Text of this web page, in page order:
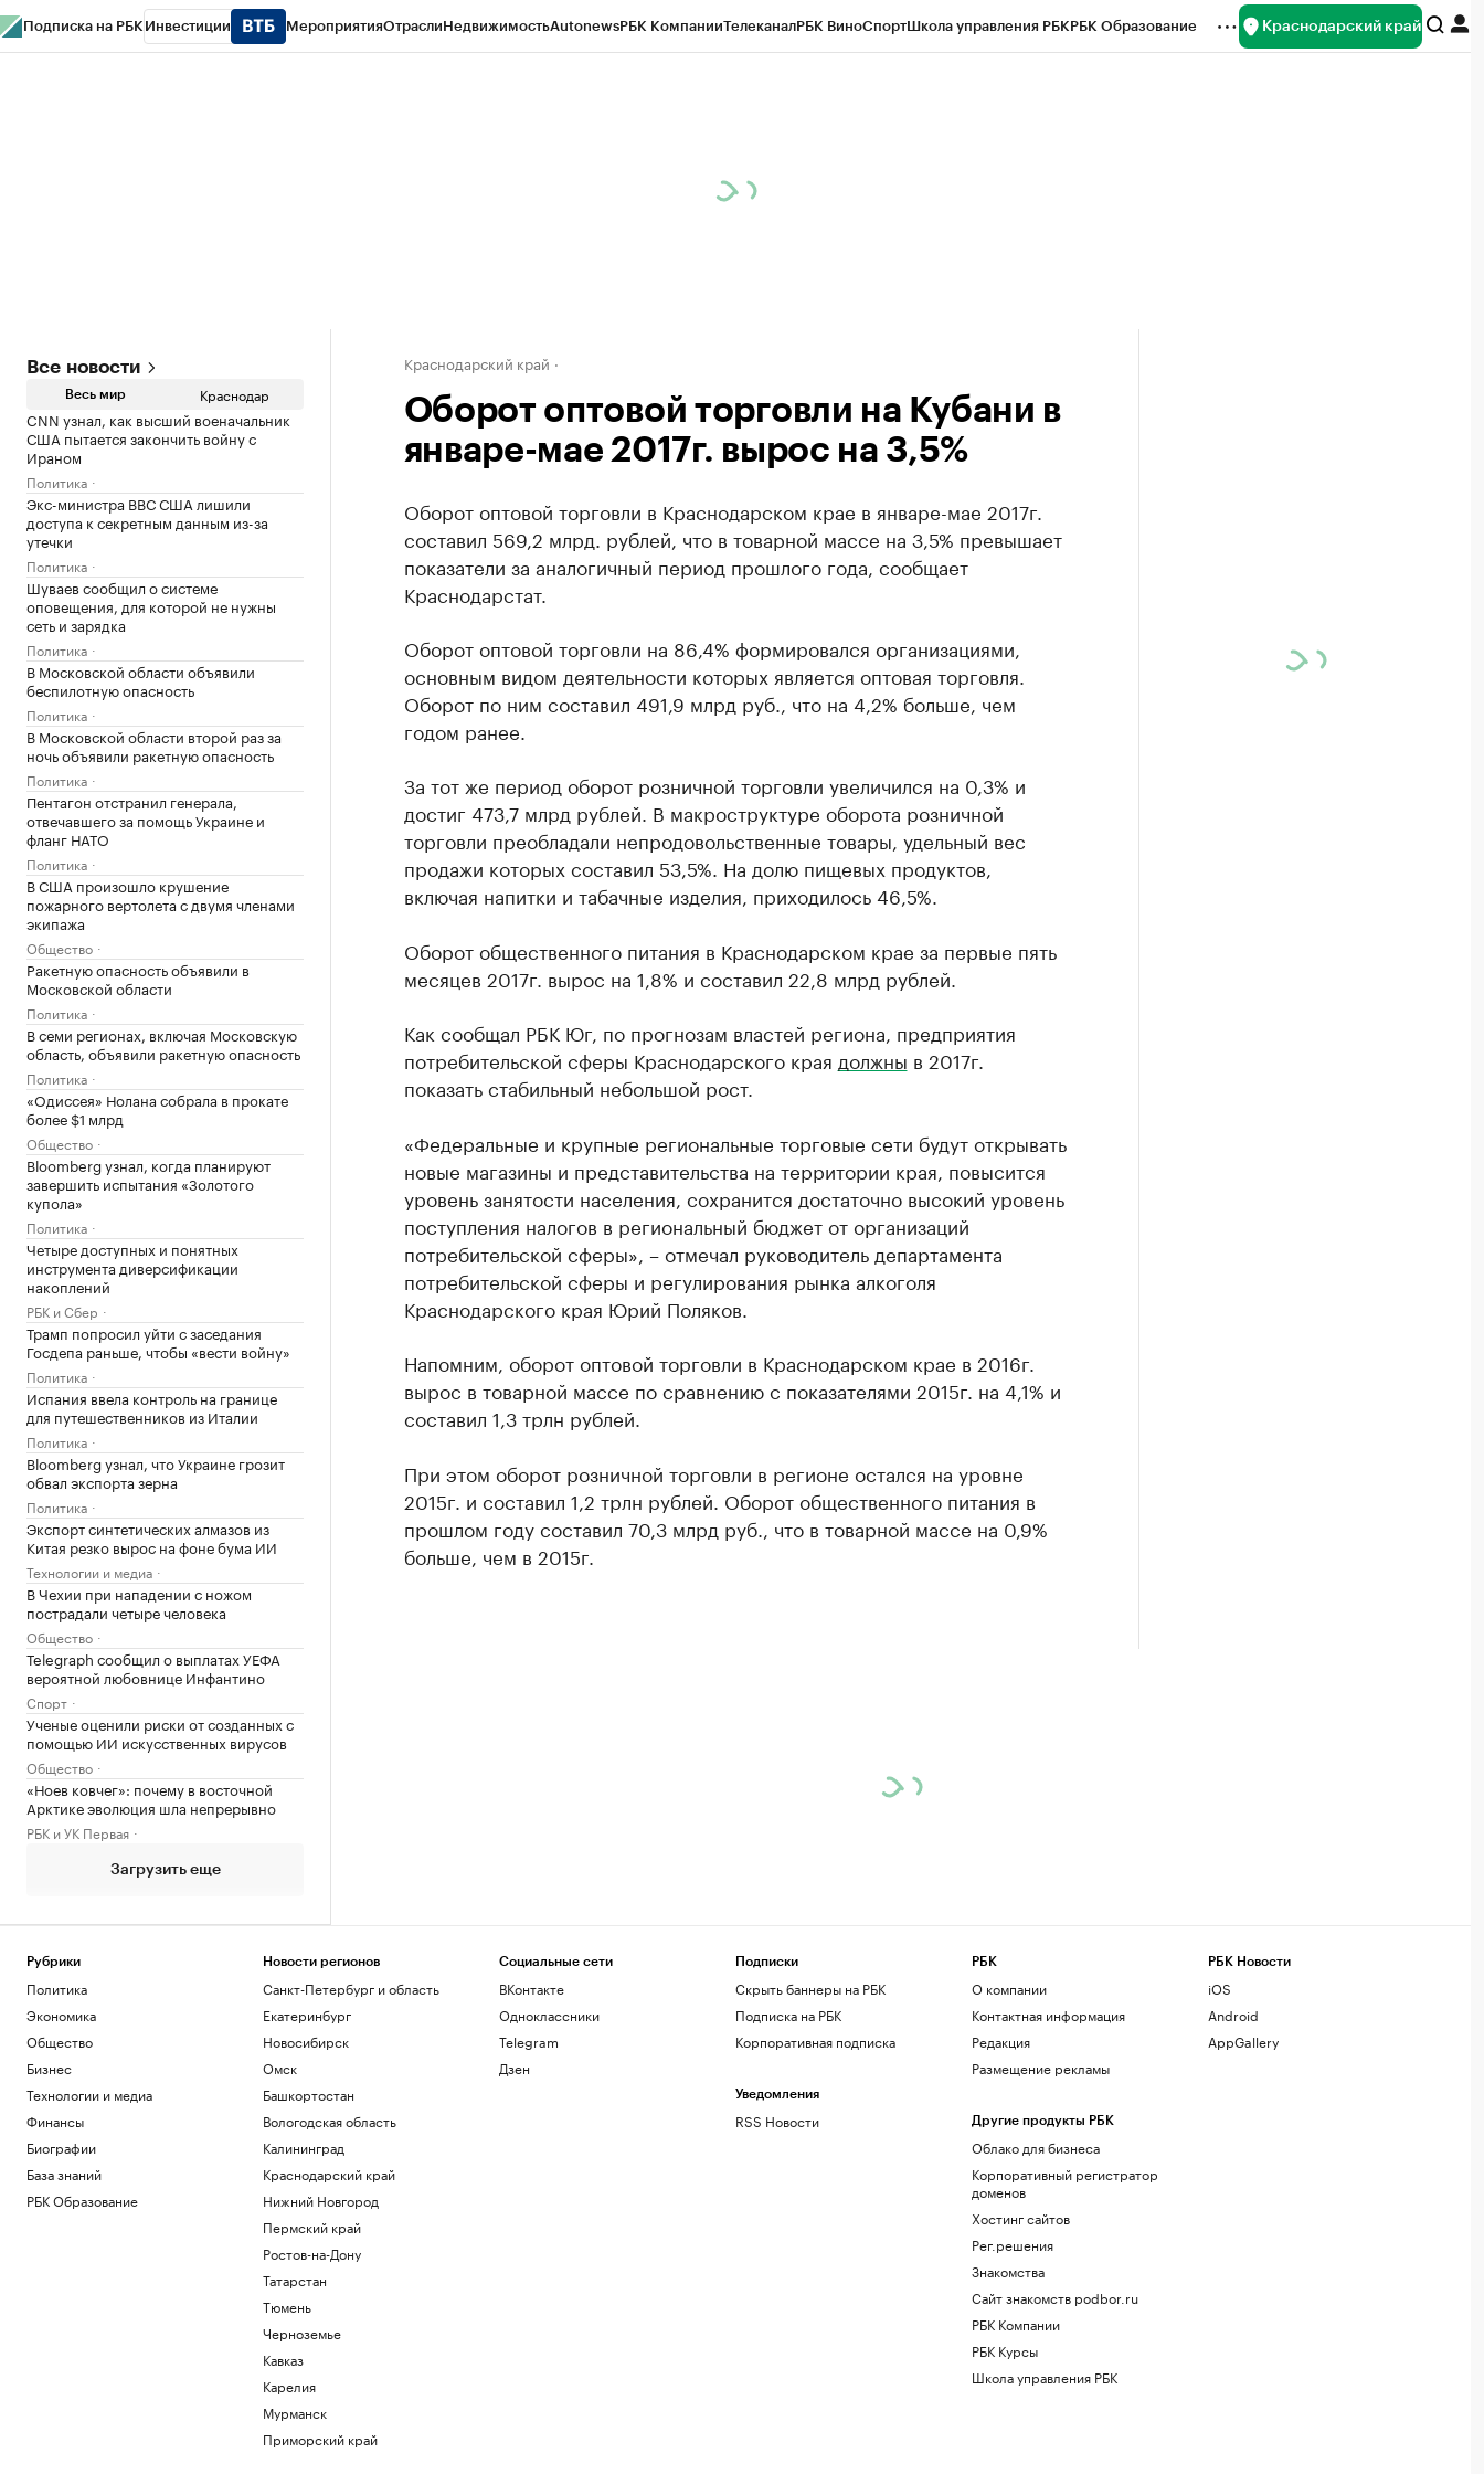
Подписка на РБК Инвестиции МероприятияОтраслиНедвижимостьAutonewsРБК КомпанииТелеканалРБК ВиноСпортШкола управления РБКРБК Образование Краснодарский край
Все новости
Весь мир Краснодар
CNN узнал, как высший военачальник
США пытается закончить войну с
Ираном
Политика
Экс-министра ВВС США лишили
доступа к секретным данным из-за
утечки
Политика
Шуваев сообщил о системе
оповещения, для которой не нужны
сеть и зарядка
Политика
В Московской области объявили
беспилотную опасность
Политика
В Московской области второй раз за
ночь объявили ракетную опасность
Политика
Пентагон отстранил генерала,
отвечавшего за помощь Украине и
фланг НАТО
Политика
В США произошло крушение
пожарного вертолета с двумя членами
экипажа
Общество
Ракетную опасность объявили в
Московской области
Политика
В семи регионах, включая Московскую
область, объявили ракетную опасность
Политика
«Одиссея» Нолана собрала в прокате
более $1 млрд
Общество
Bloomberg узнал, когда планируют
завершить испытания «Золотого
купола»
Политика
Четыре доступных и понятных
инструмента диверсификации
накоплений
РБК и Сбер
Трамп попросил уйти с заседания
Госдепа раньше, чтобы «вести войну»
Политика
Испания ввела контроль на границе
для путешественников из Италии
Политика
Bloomberg узнал, что Украине грозит
обвал экспорта зерна
Политика
Экспорт синтетических алмазов из
Китая резко вырос на фоне бума ИИ
Технологии и медиа
В Чехии при нападении с ножом
пострадали четыре человека
Общество
Telegraph сообщил о выплатах УЕФА
вероятной любовнице Инфантино
Спорт
Ученые оценили риски от созданных с
помощью ИИ искусственных вирусов
Общество
«Ноев ковчег»: почему в восточной
Арктике эволюция шла непрерывно
РБК и УК Первая
Загрузить еще
Краснодарский край
Оборот оптовой торговли на Кубани в
январе-мае 2017г. вырос на 3,5%
Оборот оптовой торговли в Краснодарском крае в январе-мае 2017г.
составил 569,2 млрд. рублей, что в товарной массе на 3,5% превышает
показатели за аналогичный период прошлого года, сообщает
Краснодарстат.
Оборот оптовой торговли на 86,4% формировался организациями,
основным видом деятельности которых является оптовая торговля.
Оборот по ним составил 491,9 млрд руб., что на 4,2% больше, чем
годом ранее.
За тот же период оборот розничной торговли увеличился на 0,3% и
достиг 473,7 млрд рублей. В макроструктуре оборота розничной
торговли преобладали непродовольственные товары, удельный вес
продажи которых составил 53,5%. На долю пищевых продуктов,
включая напитки и табачные изделия, приходилось 46,5%.
Оборот общественного питания в Краснодарском крае за первые пять
месяцев 2017г. вырос на 1,8% и составил 22,8 млрд рублей.
Как сообщал РБК Юг, по прогнозам властей региона, предприятия
потребительской сферы Краснодарского края должны в 2017г.
показать стабильный небольшой рост.
«Федеральные и крупные региональные торговые сети будут открывать
новые магазины и представительства на территории края, повысится
уровень занятости населения, сохранится достаточно высокий уровень
поступления налогов в региональный бюджет от организаций
потребительской сферы», – отмечал руководитель департамента
потребительской сферы и регулирования рынка алкоголя
Краснодарского края Юрий Поляков.
Напомним, оборот оптовой торговли в Краснодарском крае в 2016г.
вырос в товарной массе по сравнению с показателями 2015г. на 4,1% и
составил 1,3 трлн рублей.
При этом оборот розничной торговли в регионе остался на уровне
2015г. и составил 1,2 трлн рублей. Оборот общественного питания в
прошлом году составил 70,3 млрд руб., что в товарной массе на 0,9%
больше, чем в 2015г.
Рубрики
Политика
Экономика
Общество
Бизнес
Технологии и медиа
Финансы
Биографии
База знаний
РБК Образование
Новости регионов
Санкт-Петербург и область
Екатеринбург
Новосибирск
Омск
Башкортостан
Вологодская область
Калининград
Краснодарский край
Нижний Новгород
Пермский край
Ростов-на-Дону
Татарстан
Тюмень
Черноземье
Кавказ
Карелия
Мурманск
Приморский край
Социальные сети
ВКонтакте
Одноклассники
Telegram
Дзен
Подписки
Скрыть баннеры на РБК
Подписка на РБК
Корпоративная подписка
Уведомления
RSS Новости
РБК
О компании
Контактная информация
Редакция
Размещение рекламы
Другие продукты РБК
Облако для бизнеса
Корпоративный регистратор
доменов
Хостинг сайтов
Рег.решения
Знакомства
Сайт знакомств podbor.ru
РБК Компании
РБК Курсы
Школа управления РБК
РБК Новости
iOS
Android
AppGallery